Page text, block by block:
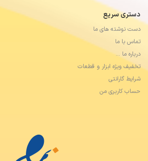
دستری سریع
دست نوشته های ما
تماس با ما
درباره ما …
تخفیف ویژه ابزار و قطعات
شرایط گارانتی
حساب کاربری من